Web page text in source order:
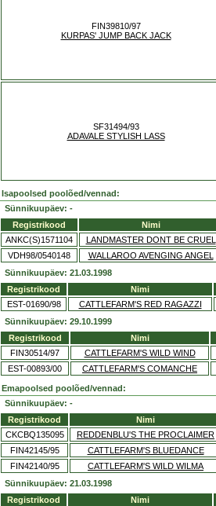
FIN39810/97
KURPAS' JUMP BACK JACK
SF31494/93
ADAVALE STYLISH LASS
Isapoolsed poolõed/vennad:
Sünnikuupäev: -
Registrikood
Nimi
ANKC(S)1571104
LANDMASTER DONT BE CRUEL
VDH98/0540148
WALLAROO AVENGING ANGEL
Sünnikuupäev: 21.03.1998
Registrikood
Nimi
EST-01690/98
CATTLEFARM'S RED RAGAZZI
Sünnikuupäev: 29.10.1999
Registrikood
Nimi
FIN30514/97
CATTLEFARM'S WILD WIND
EST-00893/00
CATTLEFARM'S COMANCHE
Emapoolsed poolõed/vennad:
Sünnikuupäev: -
Registrikood
Nimi
CKCBQ135095
REDDENBLU'S THE PROCLAIMER
FIN42145/95
CATTLEFARM'S BLUEDANCE
FIN42140/95
CATTLEFARM'S WILD WILMA
Sünnikuupäev: 21.03.1998
Registrikood
Nimi